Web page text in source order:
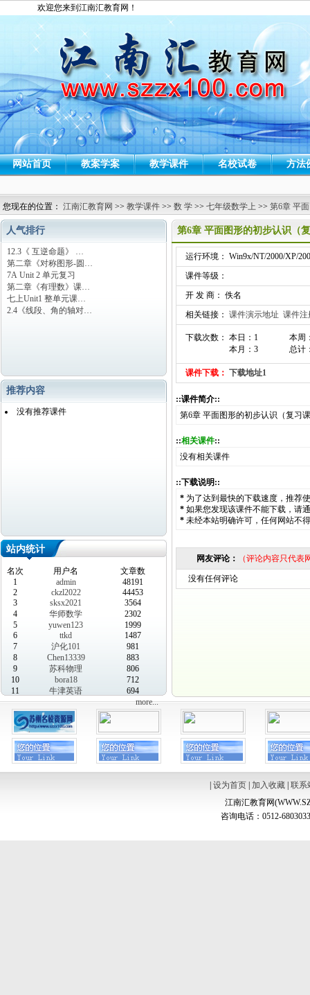
欢迎您来到江南汇教育网！
网站首页 教案学案 教学课件 名校试卷 方法
您现在的位置： 江南汇教育网 >> 教学课件 >> 数 学 >> 七年级数学上 >> 第6章 平
人气排行
12.3《 互逆命题》 …
第二章《对称图形-圆…
7A Unit 2 单元复习
第二章《有理数》课…
七上Unit1 整单元课…
2.4《线段、角的轴对…
推荐内容
没有推荐课件
站内统计
名次 用户名
文章数
1
admin
48191
2
ckzl2022
44453
3
sksx2021
3564
4
华师数学
2302
5
yuwen123
1999
6
ttkd
1487
7
沪化101
981
8
Chen13339
883
9
苏科物理
806
10
bora18
712
11
牛津英语
694
more...
第6章 平面图形的初步认识（
运行环境： Win9x/NT/2000/XP/
课件等级：
开 发 商： 佚名
相关链接： 课件演示地址 课件注
下载次数： 本日：1
本月：3
本周
总计
课件下载： 下载地址1
::课件简介::
第6章 平面图形的初步认识（复习
::相关课件::
没有相关课件
::下载说明::
* 为了达到最快的下载速度，推荐
* 如果您发现该课件不能下载，请
* 未经本站明确许可，任何网站不
网友评论： （评论内容只代
没有任何评论
设为首页| 加入收藏| 联系
江南汇教育网
咨询电话：0512-